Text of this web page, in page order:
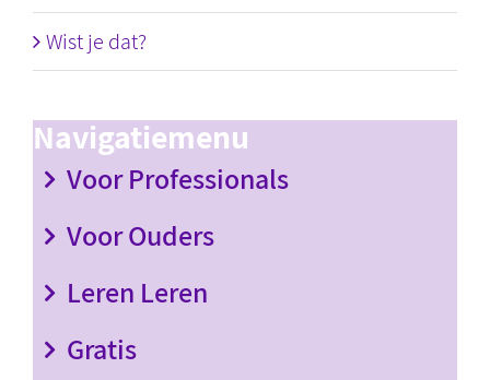
Wist je dat?
Navigatiemenu
Voor Professionals
Voor Ouders
Leren Leren
Gratis